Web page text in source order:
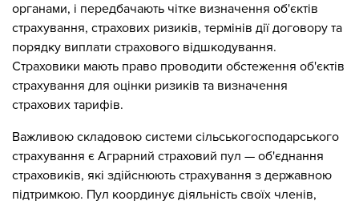
органами, і передбачають чітке визначення об'єктів
страхування, страхових ризиків, термінів дії договору та
порядку виплати страхового відшкодування.
Страховики мають право проводити обстеження об'єктів
страхування для оцінки ризиків та визначення
страхових тарифів.
Важливою складовою системи сільськогосподарського
страхування є Аграрний страховий пул — об'єднання
страховиків, які здійснюють страхування з державною
підтримкою. Пул координує діяльність своїх членів,